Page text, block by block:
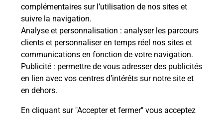
complémentaires sur l’utilisation de nos sites et
suivre la navigation.
Analyse et personnalisation : analyser les parcours
clients et personnaliser en temps réel nos sites et
communications en fonction de votre navigation.
Publicité : permettre de vous adresser des publicités
en lien avec vos centres d’intérêts sur notre site et
en dehors.
En cliquant sur "Accepter et fermer" vous acceptez
Quel réseau utilise La Poste Mobile ?
Est-ce que je peux garder mon
numéro de mobile gratuitement ?
Est-ce que je peux bénéficier de la 5G
avec La Poste Mobile ?